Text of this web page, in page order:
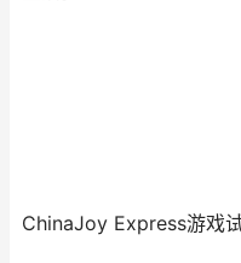
ChinaJoy Express游戏